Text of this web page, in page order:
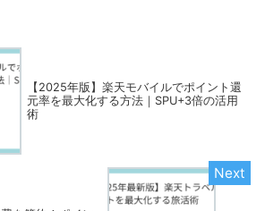
【2025年版】楽天モバイルでポイント還
元率を最大化する方法｜SPU+3倍の活用
術